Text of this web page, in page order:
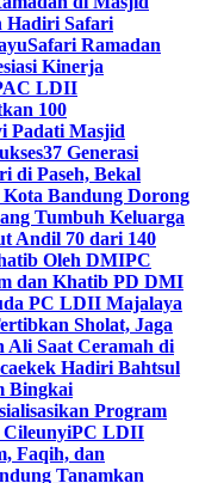
Hadiri Safari
Safari Ramadan
Kinerja
LDII
100
Padati Masjid
37 Generasi
di Paseh, Bekal
Bandung Dorong
Tumbuh Keluarga
Andil 70 dari 140
Oleh DMIPC
dan Khatib PD DMI
PC LDII Majalaya
Sholat, Jaga
Ali Saat Ceramah di
Hadiri Bahtsul
Bingkai
Program
PC LDII
Faqih, dan
Tanamkan